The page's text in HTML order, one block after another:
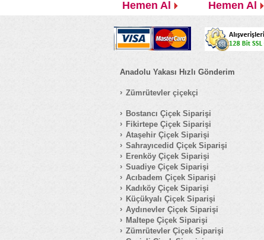
Hemen Al Hemen Al
Anadolu Yakası Hızlı Gönderim
Zümrütevler çiçekçi
Bostancı Çiçek Siparişi
Fikirtepe Çiçek Siparişi
Ataşehir Çiçek Siparişi
Sahrayıcedid Çiçek Siparişi
Erenköy Çiçek Siparişi
Suadiye Çiçek Siparişi
Acıbadem Çiçek Siparişi
Kadıköy Çiçek Siparişi
Küçükyalı Çiçek Siparişi
Aydınevler Çiçek Siparişi
Maltepe Çiçek Siparişi
Zümrütevler Çiçek Siparişi